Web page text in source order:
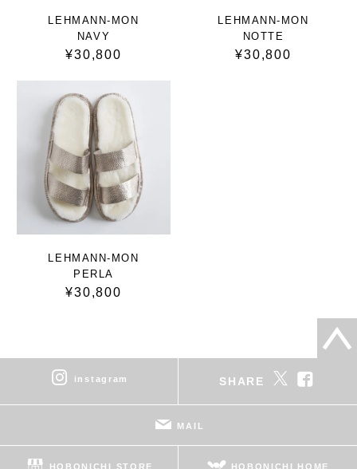
LEHMANN-MON
NAVY
¥30,800
LEHMANN-MON
NOTTE
¥30,800
LEHMANN-MON
PERLA
¥30,800
instagram SHARE
MAIL
HOBONICHI STORE HOBONICHI HOME